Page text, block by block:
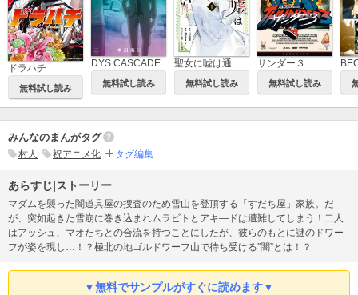
ドラハチ
無料試し読み
DYS CASCADE
無料試し読み 無料試し読み
サンダー３
無料試し読み
みんなのまんがタグ
村人 祝アニメ化 タグ編集
あらすじ|ストーリー
マダムを襲った闇道具屋の捜査のため雪山を登頂する「すだち屋」家族。だ
が、突如起きた雪崩に巻き込まれムラビトとアキ―ドは遭難してしまう！二人
はアッシュ、マオたちとの合流を持つことにしたが、彼らのもとに謎のドワー
フが姿を現し…！？極北の地ゴルドワーフ山で待ち受ける″闇”とは！？
▼無料でサンプルがすぐに読めます▼